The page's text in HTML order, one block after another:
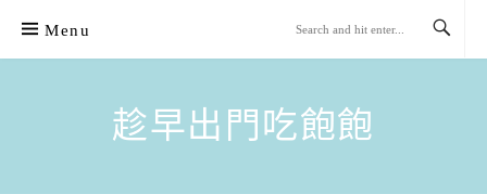
content
Menu
趁早出門吃飽飽